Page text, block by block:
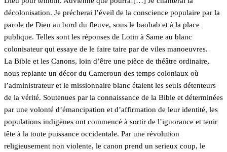
décolonisation. Je précherai l’éveil de la conscience populaire par la
parole de Dieu au bord du fleuve, sous le baobab et à la place
publique. Telles sont les réponses de Lotin à Same au blanc
colonisateur qui essaye de le faire taire par de viles manoeuvres.
La Bible et les Canons, loin d’être une pièce de théâtre ordinaire,
nous replante un décor du Cameroun des temps coloniaux où
l’administrateur et le missionnaire blanc étaient les seuls détenteurs
de la vérité. Soutenues par la connaissance de la Bible et déterminées
par une volonté d’émancipation et d’affirmation de leur identité, les
populations indigènes ont commencé à sortir de l’ignorance et tenir
tête à la toute puissance occidentale. Par une révolution
religieusement non violente, le canon prend un serieux coup, le